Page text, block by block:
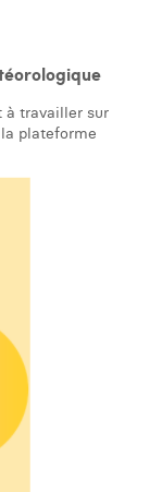
à travailler sur
plateforme